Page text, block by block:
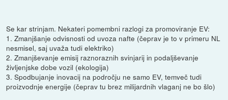
Se kar strinjam. Nekateri pomembni razlogi za promoviranje EV:
1. Zmanjšanje odvisnosti od uvoza nafte (čeprav je to v primeru NL
nesmisel, saj uvaža tudi elektriko)
2. Zmanjševanje emisij raznoraznih svinjarij in podaljševanje
življenjske dobe vozil (ekologija)
3. Spodbujanje inovacij na področju ne samo EV, temveč tudi
proizvodnje energije (čeprav tu brez milijardnih vlaganj ne bo šlo)